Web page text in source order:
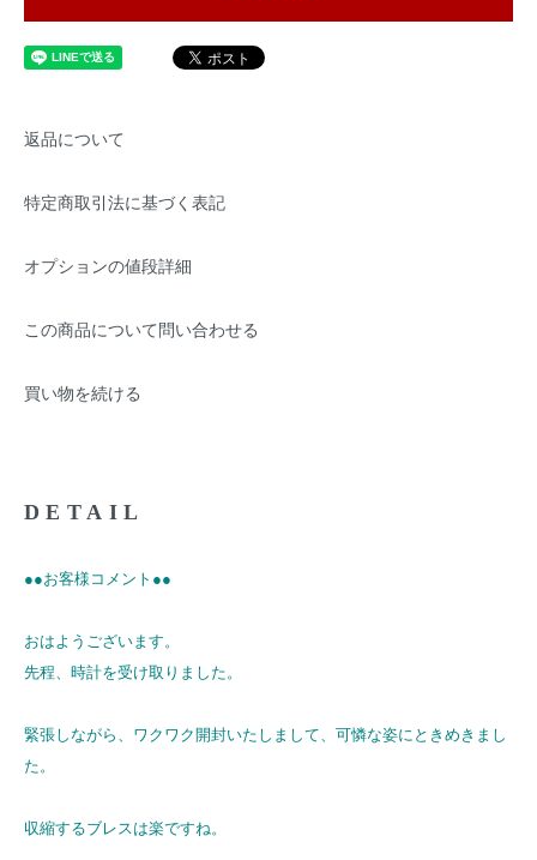
返品について
特定商取引法に基づく表記
オプションの値段詳細
この商品について問い合わせる
買い物を続ける
DETAIL
●●お客様コメント●●
おはようございます。
先程、時計を受け取りました。
緊張しながら、ワクワク開封いたしまして、可憐な姿にときめきまし
た。
収縮するブレスは楽ですね。